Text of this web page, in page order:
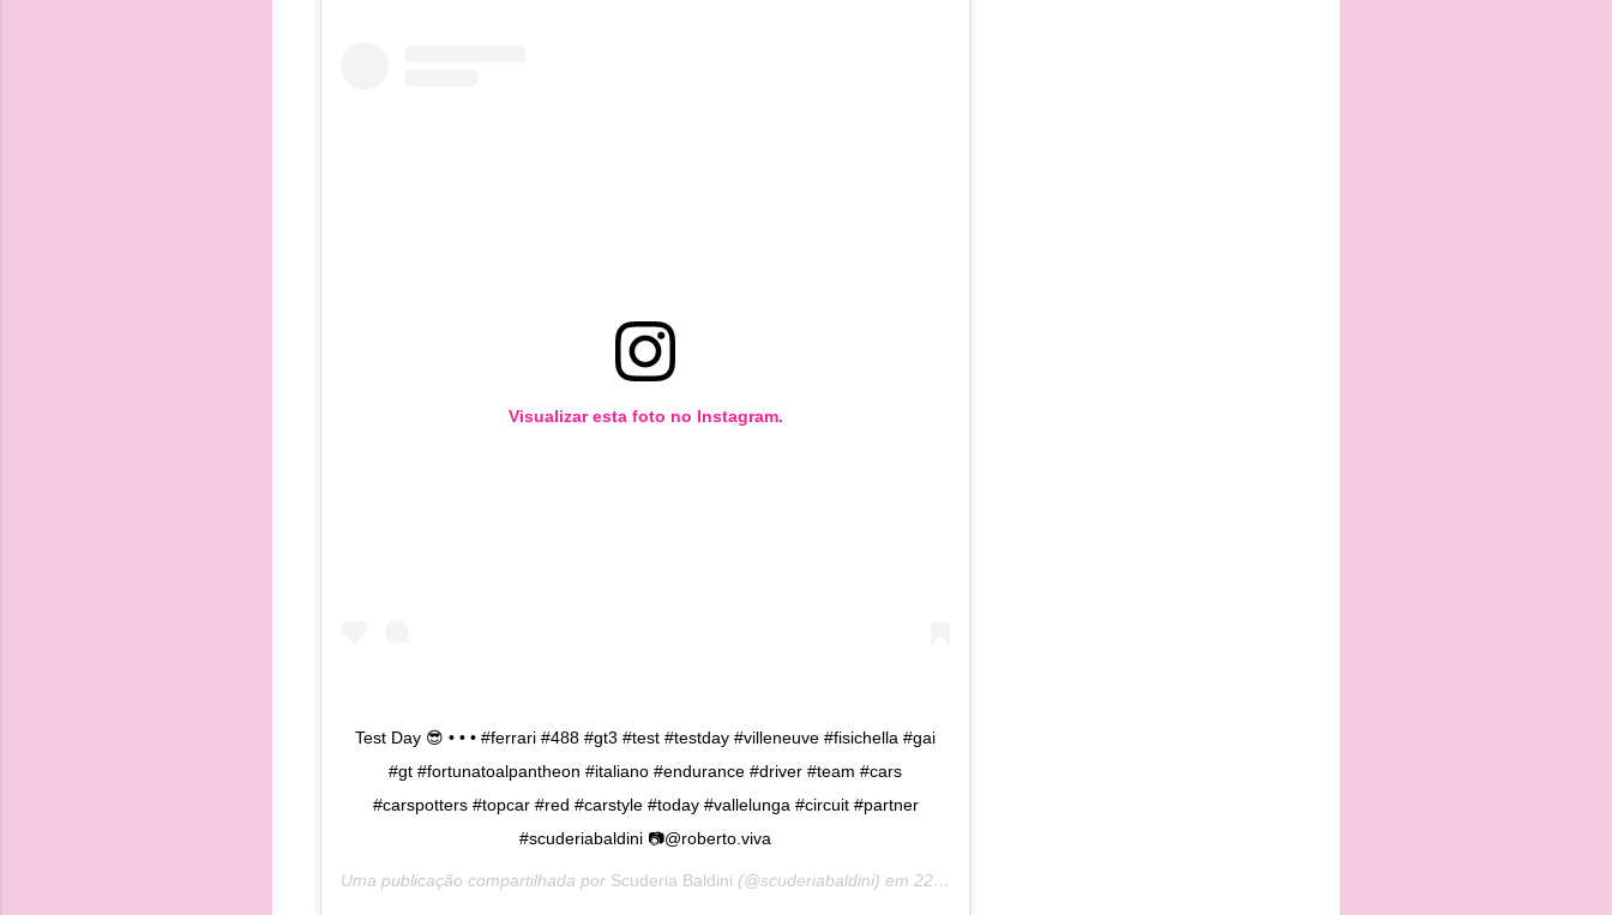
Visualizar esta foto no Instagram.
Test Day 😎 • • • #ferrari #488 #gt3 #test #testday #villeneuve #fisichella #gai
#gt #fortunatoalpantheon #italiano #endurance #driver #team #cars
#carspotters #topcar #red #carstyle #today #vallelunga #circuit #partner
#scuderiabaldini 📷@roberto.viva
Uma publicação compartilhada por Scuderia Baldini (@scuderiabaldini) em 22 de Fev, 2019 às 6:22 PST